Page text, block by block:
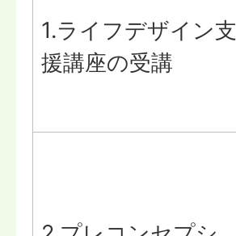
1.ライフデザイン支
援講座の受講